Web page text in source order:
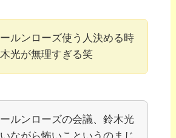
ルンローズ使う人決める時
光が無理すぎる笑
ルンローズの会議、鈴木光